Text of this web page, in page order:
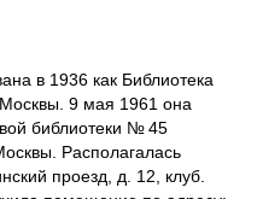
в 1936 как Библиотека
9 мая 1961 она
библиотеки № 45
Располагалась
проезд, д. 12, клуб.